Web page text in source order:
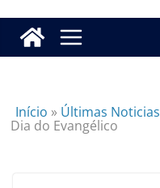
Início » Últimas Noticias
Dia do Evangélico